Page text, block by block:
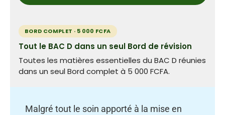
BORD COMPLET · 5 000 FCFA
Tout le BAC D dans un seul Bord de révision
Toutes les matières essentielles du BAC D réunies
dans un seul Bord complet à 5 000 FCFA.
Malgré tout le soin apporté à la mise en